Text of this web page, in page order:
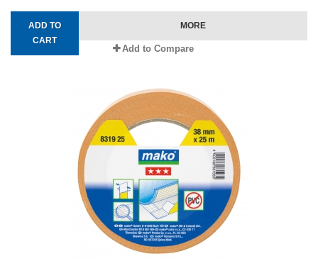
ADD TO
CART
MORE
Add to Compare